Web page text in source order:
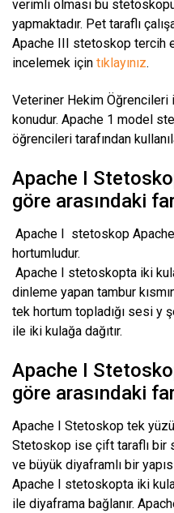
verimli olması bu
yapmaktadır. Pet taraflı
Apache III stetoskop tercih
incelemek için tıklayınız.
Veteriner Hekim
konudur. Apache 1 model
öğrencileri tarafından
Apache I
göre arasındaki
Apache I stetoskop
hortumludur.
Apache I stetoskopta iki
dinleme yapan tambur
tek hortum topladığı sesi y
ile iki kulağa dağıtır.
Apache I
göre arasındaki
Apache I Stetoskop tek
Stetoskop ise çift taraflı bir
ve büyük diyaframlı bir
Apache I stetoskopta iki
ile diyaframa bağlanır.